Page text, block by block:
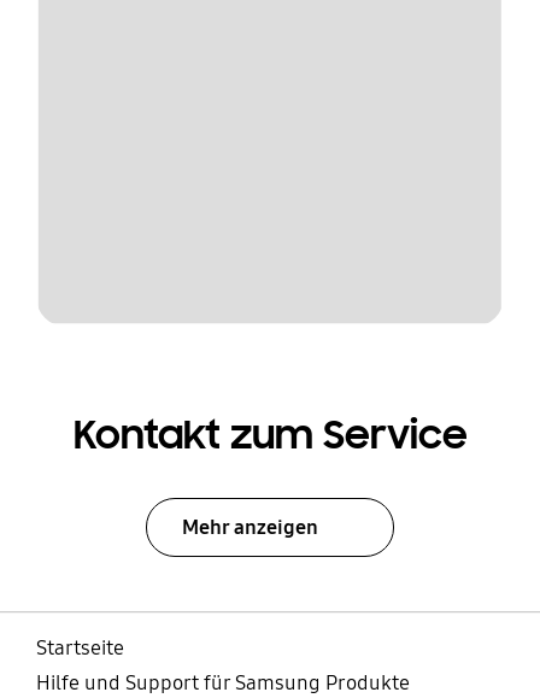
Kontakt zum Service
Mehr anzeigen
Startseite
Hilfe und Support für Samsung Produkte